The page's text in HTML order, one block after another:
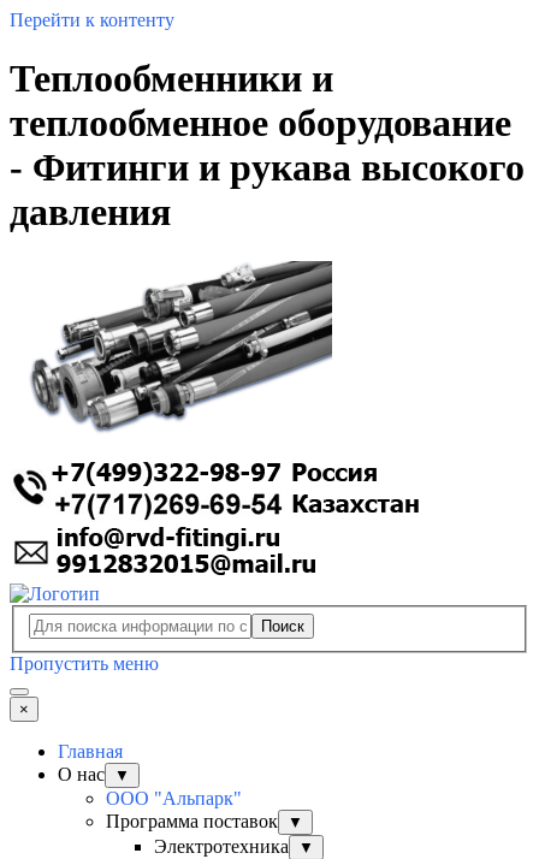
Перейти к контенту
Теплообменники и
теплообменное оборудование
- Фитинги и рукава высокого
давления
Поиск
Пропустить меню
×
Главная
О нас
▼
ООО "Альпарк"
Программа поставок
▼
Электротехника ▼